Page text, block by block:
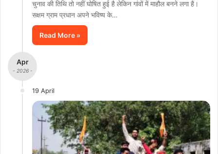
चुनाव की तिथि तो नहीं घोषित हुई है लेकिन गांवों में माहौल बनने लगा है।
सक्षम ग्राम प्रधान अपने भविष्य के…
Read More »
Apr
- 2026 -
19 April